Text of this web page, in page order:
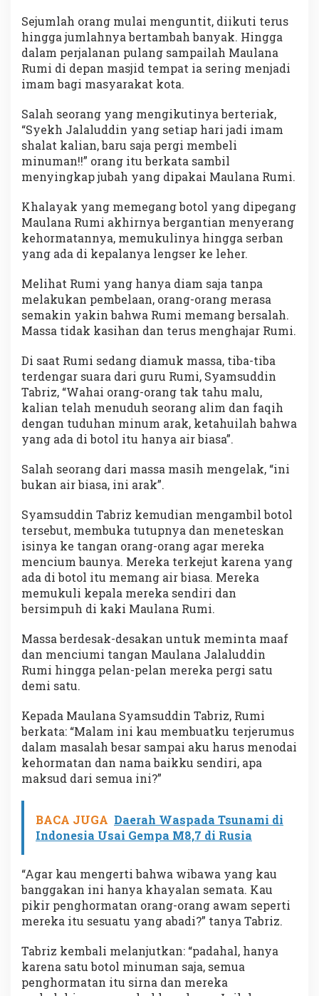
Sejumlah orang mulai menguntit, diikuti terus
hingga jumlahnya bertambah banyak. Hingga
dalam perjalanan pulang sampailah Maulana
Rumi di depan masjid tempat ia sering menjadi
imam bagi masyarakat kota.
Salah seorang yang mengikutinya berteriak,
“Syekh Jalaluddin yang setiap hari jadi imam
shalat kalian, baru saja pergi membeli
minuman!!” orang itu berkata sambil
menyingkap jubah yang dipakai Maulana Rumi.
Khalayak yang memegang botol yang dipegang
Maulana Rumi akhirnya bergantian menyerang
kehormatannya, memukulinya hingga serban
yang ada di kepalanya lengser ke leher.
Melihat Rumi yang hanya diam saja tanpa
melakukan pembelaan, orang-orang merasa
semakin yakin bahwa Rumi memang bersalah.
Massa tidak kasihan dan terus menghajar Rumi.
Di saat Rumi sedang diamuk massa, tiba-tiba
terdengar suara dari guru Rumi, Syamsuddin
Tabriz, “Wahai orang-orang tak tahu malu,
kalian telah menuduh seorang alim dan faqih
dengan tuduhan minum arak, ketahuilah bahwa
yang ada di botol itu hanya air biasa”.
Salah seorang dari massa masih mengelak, “ini
bukan air biasa, ini arak”.
Syamsuddin Tabriz kemudian mengambil botol
tersebut, membuka tutupnya dan meneteskan
isinya ke tangan orang-orang agar mereka
mencium baunya. Mereka terkejut karena yang
ada di botol itu memang air biasa. Mereka
memukuli kepala mereka sendiri dan
bersimpuh di kaki Maulana Rumi.
Massa berdesak-desakan untuk meminta maaf
dan menciumi tangan Maulana Jalaluddin
Rumi hingga pelan-pelan mereka pergi satu
demi satu.
Kepada Maulana Syamsuddin Tabriz, Rumi
berkata: “Malam ini kau membuatku terjerumus
dalam masalah besar sampai aku harus menodai
kehormatan dan nama baikku sendiri, apa
maksud dari semua ini?”
BACA JUGA Daerah Waspada Tsunami di
Indonesia Usai Gempa M8,7 di Rusia
“Agar kau mengerti bahwa wibawa yang kau
banggakan ini hanya khayalan semata. Kau
pikir penghormatan orang-orang awam seperti
mereka itu sesuatu yang abadi?” tanya Tabriz.
Tabriz kembali melanjutkan: “padahal, hanya
karena satu botol minuman saja, semua
penghormatan itu sirna dan mereka